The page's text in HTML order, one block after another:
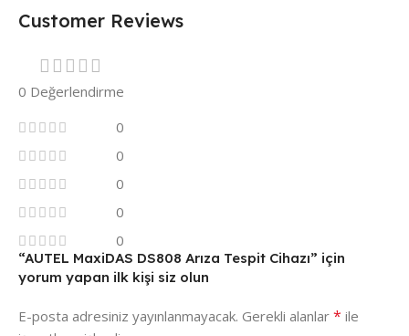
Customer Reviews
0 Değerlendirme
0
0
0
0
0
“AUTEL MaxiDAS DS808 Arıza Tespit Cihazı” için
yorum yapan ilk kişi siz olun
E-posta adresiniz yayınlanmayacak. Gerekli alanlar * ile